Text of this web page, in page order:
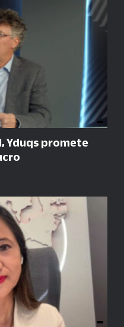
Yduqs promete